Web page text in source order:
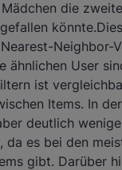
die
Neighbor-
ähnlichen User
ist
Items. In
deutlich
da es bei den
gibt. Darüber